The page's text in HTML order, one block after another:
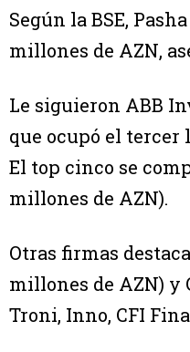
Según la BSE,
millones de AZN,
Le siguieron ABB
que ocupó el tercer
El top cinco se
millones de AZN).
Otras firmas
millones de AZN) y
Troni, Inno, CFI